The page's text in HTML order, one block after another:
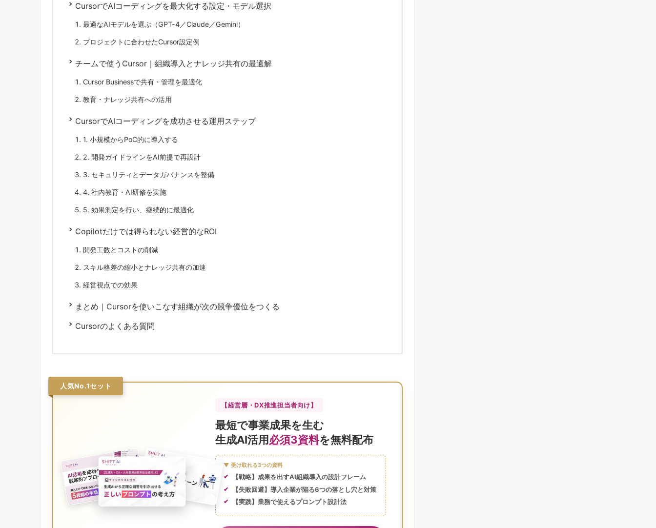
CursorでAIコーディングを最大化する設定・モデル選択
最適なAIモデルを選ぶ（GPT-4／Claude／Gemini）
プロジェクトに合わせたCursor設定例
チームで使うCursor｜組織導入とナレッジ共有の最適解
Cursor Businessで共有・管理を最適化
教育・ナレッジ共有への活用
CursorでAIコーディングを成功させる運用ステップ
1. 小規模からPoC的に導入する
2. 開発ガイドラインをAI前提で再設計
3. セキュリティとデータガバナンスを整備
4. 社内教育・AI研修を実施
5. 効果測定を行い、継続的に最適化
Copilotだけでは得られない経営的なROI
開発工数とコストの削減
スキル格差の縮小とナレッジ共有の加速
経営視点での効果
まとめ｜Cursorを使いこなす組織が次の競争優位をつくる
Cursorのよくある質問
人気No.1セット
【経営層・DX推進担当者向け】
最短で事業成果を生む
生成AI活用必須3資料を無料配布
▼ 受け取れる3つの資料
【戦略】成果を出すAI組織導入の設計フレーム
【失敗回避】導入企業が陥る6つの落とし穴と対策
【実践】業務で使えるプロンプト設計法